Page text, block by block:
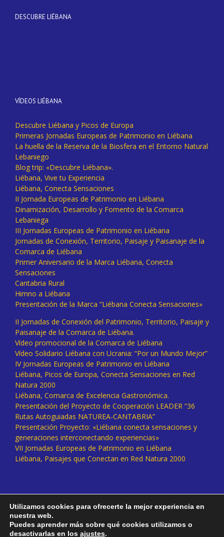
DESCUBRE LIÉBANA
VÍDEOS LIÉBANA
Descubre Liébana y Picos de Europa
Primeras Jornadas Europeas de Patrimonio en Liébana
La huella de la Reserva de la Biosfera en el Entorno Natural
Lebaniego
Blog trip: «Descubre Liébana».
Liébana, Vive tu Experiencia
Liébana, Conecta Sensaciones
II Jornada Europeas de Patrimonio en Liébana
Dinamización, Desarrollo y Fomento de la Comarca
Lebaniega
III Jornadas Europeas de Patrimonio en Liébana
Jornadas de Conexión, Territorio, Paisaje y Paisanaje de la
Comarca de Liébana
Primer Aniversario de la Marca Liébana, Conecta
Sensaciones
Cantabria Rural
Himno a Liébana
Presentación de la Marca “Liébana Conecta Sensaciones»
II Jornadas de Conexión del Patrimonio, Territorio, Paisaje y
Paisanaje de la Comarca de Liébana.
Vídeo promocional de la Comarca de Liébana
Vídeo Solidario Liébana con Ucrania: “Por un Mundo Mejor”
IV Jornadas Europeas de Patrimonio en Liébana
Liébana, Picos de Europa, Conecta Sensaciones en Red
Natura 2000
Liébana, Comarca de Excelencia Gastronómica.
Presentación del Proyecto de Cooperación LEADER “36
Rutas Autoguiadas NATUREA-CANTABRIA”
Presentación Proyecto: «Liébana conecta sensaciones y
generaciones interconectando experiencias»
VII Jornadas Europeas de Patrimonio en Liébana
Liébana, Paisajes que Conectan en Red Natura 2000
Utilizamos cookies para ofrecerte la mejor experiencia en
nuestra web.
Puedes aprender más sobre qué cookies utilizamos o
desactivarlas en los ajustes.